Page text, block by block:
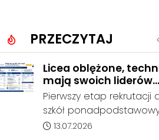
PRZECZYTAJ
Licea oblężone,
mają swoich liderów.
Znamy wstępne
rekrutacji do szkół w
powiecie
Pierwszy etap rekrutacji
szkół
prowadzonych przez
Data dodania artykułu:
13.07.2026